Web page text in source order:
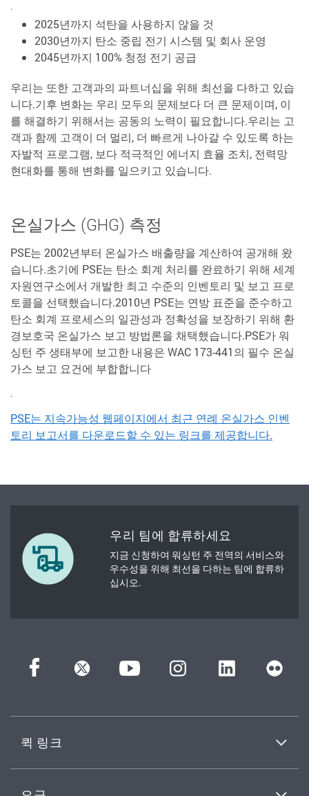
.
2025년까지 석탄을 사용하지 않을 것
2030년까지 탄소 중립 전기 시스템 및 회사 운영
2045년까지 100% 청정 전기 공급
우리는 또한 고객과의 파트너십을 위해 최선을 다하고 있습
니다.기후 변화는 우리 모두의 문제보다 더 큰 문제이며, 이
를 해결하기 위해서는 공동의 노력이 필요합니다.우리는 고
객과 함께 고객이 더 멀리, 더 빠르게 나아갈 수 있도록 하는
자발적 프로그램, 보다 적극적인 에너지 효율 조치, 전력망
현대화를 통해 변화를 일으키고 있습니다.
온실가스 (GHG) 측정
PSE는 2002년부터 온실가스 배출량을 계산하여 공개해 왔
습니다.초기에 PSE는 탄소 회계 처리를 완료하기 위해 세계
자원연구소에서 개발한 최고 수준의 인벤토리 및 보고 프로
토콜을 선택했습니다.2010년 PSE는 연방 표준을 준수하고
탄소 회계 프로세스의 일관성과 정확성을 보장하기 위해 환
경보호국 온실가스 보고 방법론을 채택했습니다.PSE가 워
싱턴 주 생태부에 보고한 내용은 WAC 173-441의 필수 온실
가스 보고 요건에 부합합니다
.
PSE는 지속가능성 웹페이지에서 최근 연례 온실가스 인벤
토리 보고서를 다운로드할 수 있는 링크를 제공합니다.
우리 팀에 합류하세요
지금 신청하여 워싱턴 주 전역의 서비스와
우수성을 위해 최선을 다하는 팀에 합류하
십시오.
퀵 링크